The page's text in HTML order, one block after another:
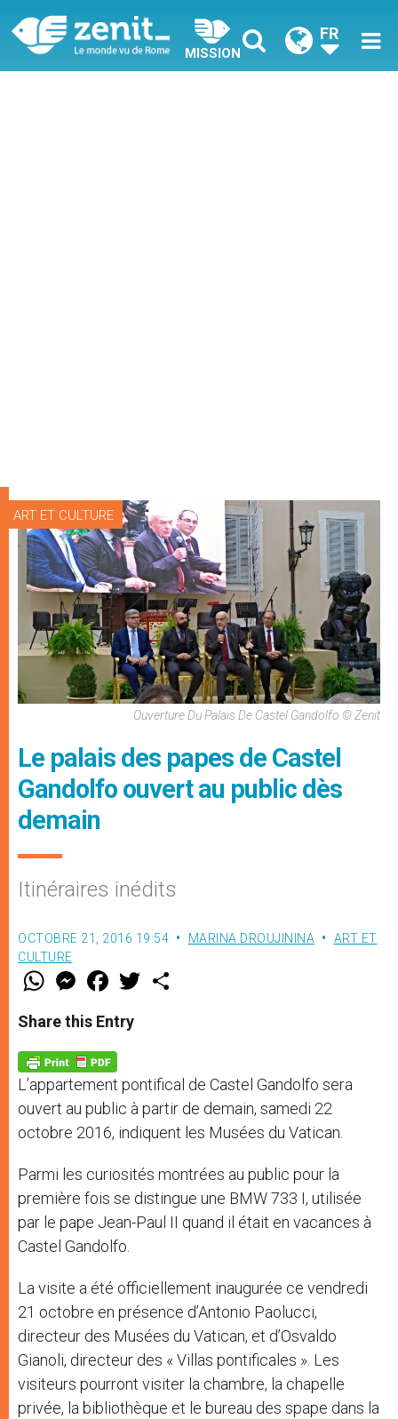
MISSION
FR
ART ET CULTURE
Ouverture Du Palais De Castel Gandolfo © Zenit
Le palais des papes de Castel
Gandolfo ouvert au public dès
demain
Itinéraires inédits
OCTOBRE 21, 2016 19:54 MARINA DROUJININA
ART ET
CULTURE
W
t
s
p
p
M
e
s
e
g
e
r
F
a
e
b
o
k
w
Share this Entry
L’appartement pontifical de Castel Gandolfo sera
ouvert au public à partir de demain, samedi 22
octobre 2016, indiquent les Musées du Vatican.
Parmi les curiosités montrées au public pour la
première fois se distingue une BMW 733 I, utilisée
par le pape Jean-Paul II quand il était en vacances à
Castel Gandolfo.
La visite a été officiellement inaugurée ce vendredi
21 octobre en présence d’Antonio Paolucci,
directeur des Musées du Vatican, et d’Osvaldo
Gianoli, directeur des « Villas pontificales ». Les
visiteurs pourront visiter la chambre, la chapelle
privée, la bibliothèque et le bureau des spape dans la